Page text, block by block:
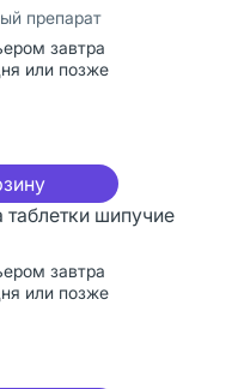
препарат
завтра
или позже
таблетки шипучие
завтра
или позже